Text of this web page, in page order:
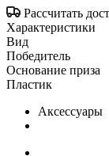
Рассчитать
Характеристики
Вид
Победитель
Основание приза
Пластик
Аксессуары